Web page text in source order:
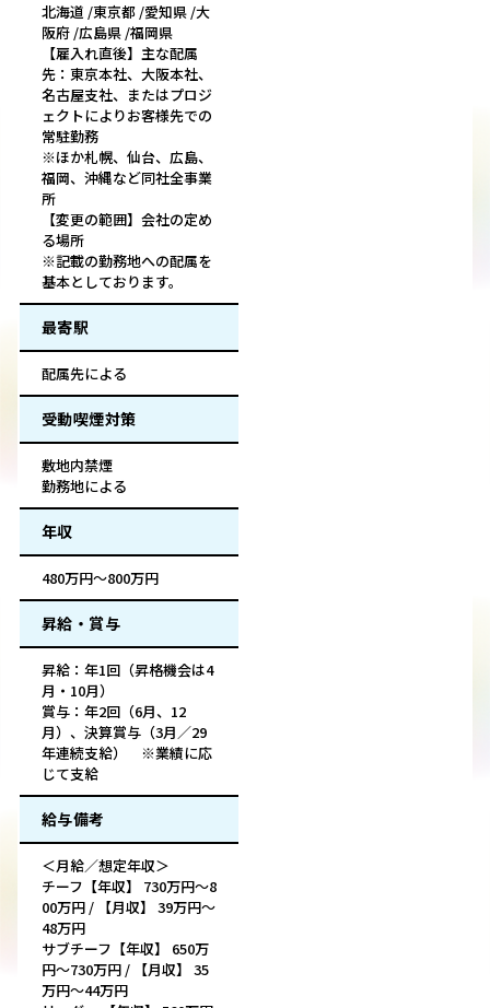
北海道 /東京都 /愛知県 /大
阪府 /広島県 /福岡県
【雇入れ直後】主な配属
先：東京本社、大阪本社、
名古屋支社、またはプロジ
ェクトによりお客様先での
常駐勤務
※ほか札幌、仙台、広島、
福岡、沖縄など同社全事業
所
【変更の範囲】会社の定め
る場所
※記載の勤務地への配属を
基本としております。
最寄駅
配属先による
受動喫煙対策
敷地内禁煙
勤務地による
年収
480万円～800万円
昇給・賞与
昇給：年1回（昇格機会は4
月・10月）
賞与：年2回（6月、12
月）、決算賞与（3月／29
年連続支給） ※業績に応
じて支給
給与備考
＜月給／想定年収＞
チーフ【年収】 730万円～8
00万円 / 【月収】 39万円～
48万円
サブチーフ【年収】 650万
円～730万円 / 【月収】 35
万円～44万円